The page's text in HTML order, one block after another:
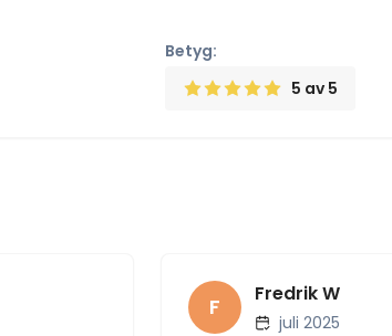
Betyg:
5 av 5
F Fredrik W
juli 2025